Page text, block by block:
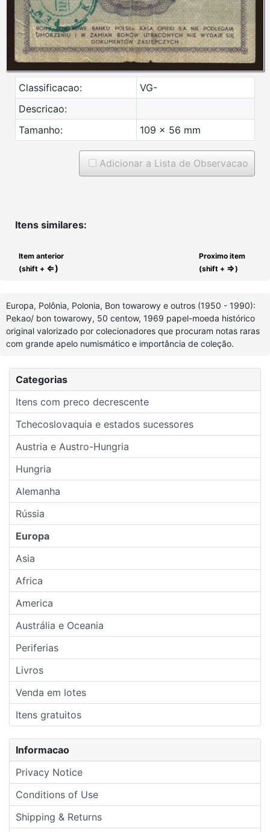
Categorias
Itens com preco decrescente
Tchecoslovaquia e estados sucessores
Austria e Austro-Hungria
Hungria
Alemanha
Rússia
Europa
Asia
Africa
America
Austrália e Oceania
Periferias
Livros
Venda em lotes
Itens gratuitos
Informacao
Privacy Notice
Conditions of Use
Shipping & Returns
Classificacao:
VG-
Descricao:
Tamanho:
109 x 56 mm
Adicionar a Lista de Observacao
Itens similares:
Item anterior
(shift + ⇐)
Proximo item
(shift + ⇒)
Europa, Polônia, Polonia, Bon towarowy e outros (1950 - 1990):
Pekao/ bon towarowy, 50 centow, 1969 papel-moeda histórico
original valorizado por colecionadores que procuram notas raras
com grande apelo numismático e importância de coleção.